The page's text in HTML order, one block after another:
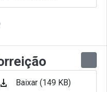
008-2024
Baixar (149 KB)